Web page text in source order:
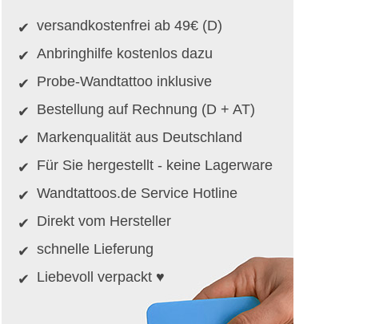
versandkostenfrei ab 49€ (D)
Anbringhilfe kostenlos dazu
Probe-Wandtattoo inklusive
Bestellung auf Rechnung (D + AT)
Markenqualität aus Deutschland
Für Sie hergestellt - keine Lagerware
Wandtattoos.de Service Hotline
Direkt vom Hersteller
schnelle Lieferung
Liebevoll verpackt ♥